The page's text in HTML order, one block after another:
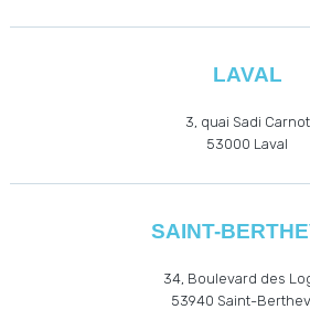
LAVAL
3, quai Sadi Carnot
53000 Laval
SAINT-
34, Boulevard des
53940 Saint-